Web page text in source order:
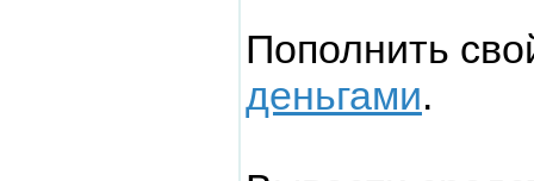
Пополнить
деньгами.